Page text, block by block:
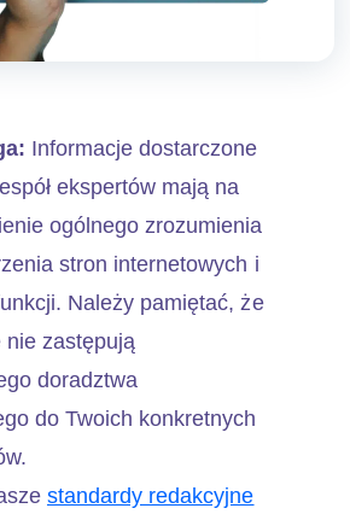
Informacje dostarczone
ekspertów mają na
ogólnego zrozumienia
stron internetowych i
Należy pamiętać, że
nie zastępują
doradztwa
do Twoich konkretnych
standardy redakcyjne